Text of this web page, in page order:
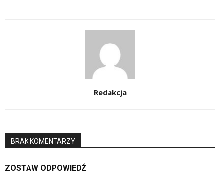
Redakcja
BRAK KOMENTARZY
ZOSTAW ODPOWIEDŹ